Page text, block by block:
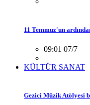
11 Temmuz'un
09:01 07/7
KÜLTÜR SANAT
Gezici Müzik Atölyesi